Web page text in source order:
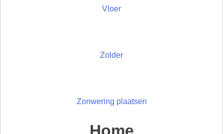
Vloer
Zolder
Zonwering plaatsen
Home